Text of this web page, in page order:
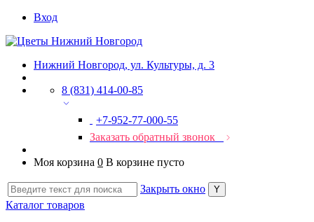
Вход
Нижний Новгород, ул. Культуры, д. 3
8 (831) 414-00-85
+7-952-77-000-55
Заказать обратный звонок
Моя корзина 0 В корзине пусто
Закрыть окно
Каталог товаров